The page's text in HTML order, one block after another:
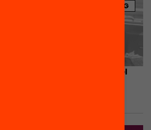
BLOG
¿cómo facilitamos el
y unas mejores
laboral?